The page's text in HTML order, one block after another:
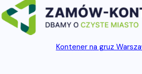
Kontener na gruz